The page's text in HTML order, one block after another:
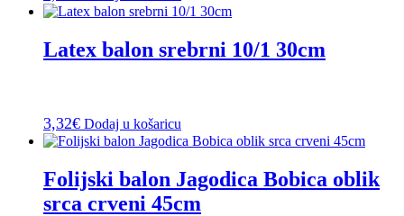
Latex balon srebrni 10/1 30cm
3,32€ Dodaj u košaricu
Folijski balon Jagodica Bobica oblik
srca crveni 45cm